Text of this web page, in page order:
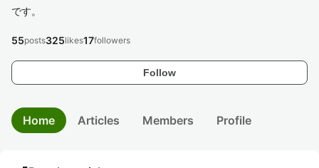
です。
Follow
55posts325likes17followers
Home Articles Members Profile